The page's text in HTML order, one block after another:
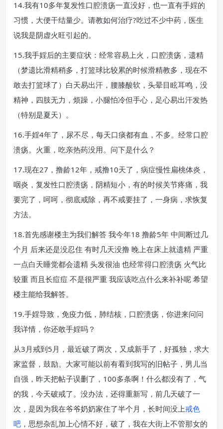
14.我有10多年复发性口腔溃疡一直没好，也一直有手婬的
习惯，大便干结量少。请教如何治疗?吃过不少中药，医生
说我是阴虚火旺引起的。
15.我手婬后的主要症状：经常容易上火，口腔溃疡，遗精
（梦遗比滑精稍多，打篮球比较累的时候滑精教多，现在不
敢去打篮球了）白天易出汗，腰膝酸软，头晕目眩耳鸣，没
精神，四肢无力，烦躁，小腿怕冷但手心，足心易出汗发热
（特别是夏天）。
16.手婬4年了，尿不尽，每天口痰都有血，不多。经常口腔
溃疡。火重，吃亲热药没用。问下是什么？
17.现在27，撸龄12年，戒撸10天了，病症慢性扁桃体炎，
咽炎，复发性口腔溃疡，阴精短小，有的时候关节疼痛，我
要完了，呵呵，彻底戒除，再不戒要挂了，一身病，求恢复
方法。
18.首先感谢楼主为我们解答 我今年18 撸龄5年 中间断过几
个月 后来还是没忍住 有时几天没撸 晚上在床上就遗精 严重
一点白天睡觉都会遗精 头发很油 也经常得口腔溃疡 火气比
较重 而且长痘痘 不是很严重 我应该吃点什么来补补呢 希望
楼主能给我解答。
19.手婬导致，免疫力低，肺结核，口腔溃疡，你进来问问
我详情，你还敢手婬吗？
从3月戒到5月，最近破了两次，又成新手了，好孤独，求大
家监督，鼓励。大家可能以前有看到我写的旧帖子，男儿当
自强，昨天把帖子误删了，100多条啊！什么都没有了，气
的我，今天破戒了。没办法，还得重新写，前几天破了一
次，是因为我在爷爷奶奶家住了半个月，长时间没上戒色
吧 ，思想杂乱加上心情不好，破了，我在大街上不管那女的